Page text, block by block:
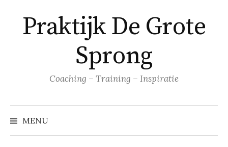
inhoud
springen
Praktijk De Grote
Sprong
Coaching – Training – Inspiratie
MENU